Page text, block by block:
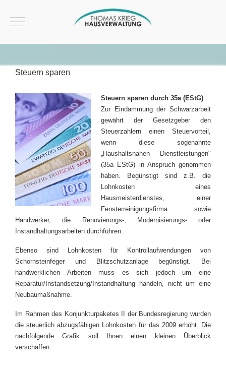
Mobile Menu Toggle
Steuern sparen
Steuern sparen durch 35a (EStG)
Zur Eindämmung der Schwarzarbeit
gewährt der Gesetzgeber den
Steuerzahlern einen Steuervorteil,
wenn diese sogenannte
„Haushaltsnahen Dienstleistungen"
(35a EStG) in Anspruch genommen
haben. Begünstigt sind z.B. die
Lohnkosten eines
Hausmeisterdienstes, einer
Fensterreinigungsfirma sowie
Handwerker, die Renovierungs-, Modernisierungs- oder
Instandhaltungsarbeiten durchführen.
Ebenso sind Lohnkosten für Kontrollaufwendungen von
Schornsteinfeger und Blitzschutzanlage begünstigt. Bei
handwerklichen Arbeiten muss es sich jedoch um eine
Reparatur/Instandsetzung/Instandhaltung handeln, nicht um eine
Neubaumaßnahme.
Im Rahmen des Konjunkturpaketes II der Bundesregierung wurden
die steuerlich abzugsfähigen Lohnkosten für das 2009 erhöht. Die
nachfolgende Grafik soll Ihnen einen kleinen Überblick
verschaffen.